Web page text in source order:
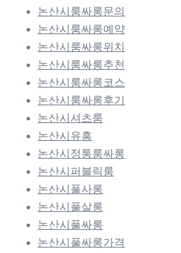
논산시룸싸롱문의
논산시룸싸롱예약
논산시룸싸롱위치
논산시룸싸롱추천
논산시룸싸롱코스
논산시룸싸롱후기
논산시셔츠룸
논산시유흥
논산시정통룸싸롱
논산시퍼블릭룸
논산시풀사롱
논산시풀살롱
논산시풀싸롱
논산시풀싸롱가격